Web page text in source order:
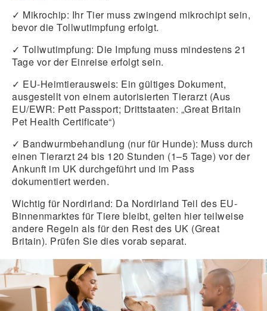
✓ Mikrochip: Ihr Tier muss zwingend mikrochipt sein,
bevor die Tollwutimpfung erfolgt.
✓ Tollwutimpfung: Die Impfung muss mindestens 21
Tage vor der Einreise erfolgt sein.
✓ EU-Heimtierausweis: Ein gültiges Dokument,
ausgestellt von einem autorisierten Tierarzt (Aus
EU/EWR: Pett Passport; Drittstaaten: „Great Britain
Pet Health Certificate“)
✓ Bandwurmbehandlung (nur für Hunde): Muss durch
einen Tierarzt 24 bis 120 Stunden (1–5 Tage) vor der
Ankunft im UK durchgeführt und im Pass
dokumentiert werden.
Wichtig für Nordirland: Da Nordirland Teil des EU-
Binnenmarktes für Tiere bleibt, gelten hier teilweise
andere Regeln als für den Rest des UK (Great
Britain). Prüfen Sie dies vorab separat.